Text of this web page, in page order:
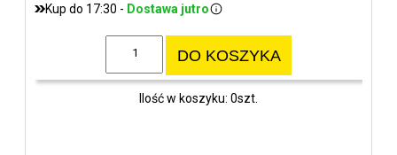
Kup do 17:30 - Dostawa jutro
DO KOSZYKA
Ilość w koszyku: 0szt.